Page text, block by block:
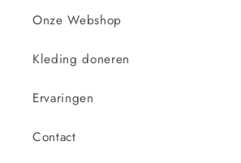
Onze Webshop
Kleding doneren
Ervaringen
Contact